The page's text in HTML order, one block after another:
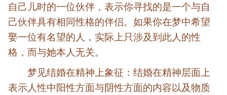
自己儿时的一位伙伴，表示你寻找的是一个与自
己伙伴具有相同性格的伴侣。如果你在梦中希望
娶一位有名望的人，实际上只涉及到此人的性
格，而与她本人无关。
梦见结婚在精神上象征：结婚在精神层面上
表示人性中阳性方面与阴性方面的内容以及物质